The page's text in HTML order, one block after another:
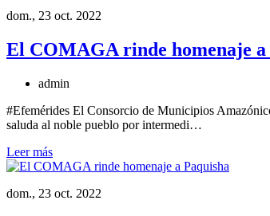
dom., 23 oct. 2022
El COMAGA rinde homenaje
admin
#Efemérides El Consorcio de Municipios
saluda al noble pueblo por intermedi…
Leer más
dom., 23 oct. 2022